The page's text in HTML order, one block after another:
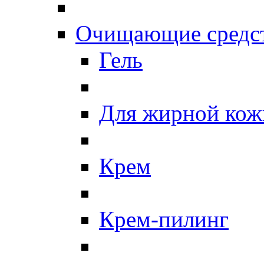
Очищающие
Гель
Для жирной
Крем
Крем-пилинг